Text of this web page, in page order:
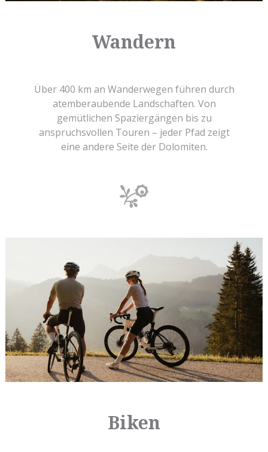
das Miteinander so natürlich ist wie die
Wandern
Über 400 km an Wanderwegen führen durch
atemberaubende Landschaften. Von
gemütlichen Spaziergängen bis zu
anspruchsvollen Touren – jeder Pfad zeigt
eine andere Seite der Dolomiten.
Biken